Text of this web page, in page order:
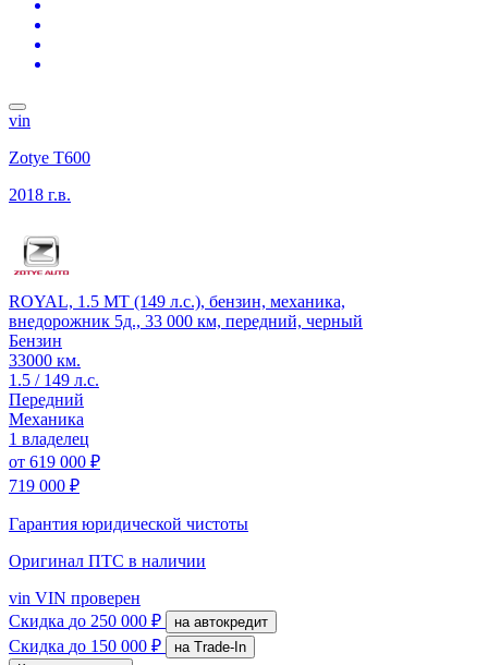
vin
Zotye T600
2018 г.в.
ROYAL, 1.5 MT (149 л.с.), бензин, механика,
внедорожник 5д., 33 000 км, передний, черный
Бензин
33000 км.
1.5 / 149 л.с.
Передний
Механика
1 владелец
от 619 000 ₽
719 000 ₽
Гарантия юридической чистоты
Оригинал ПТС в наличии
vin VIN проверен
Скидка до 250 000 ₽ на автокредит
Скидка до 150 000 ₽
на Trade-In